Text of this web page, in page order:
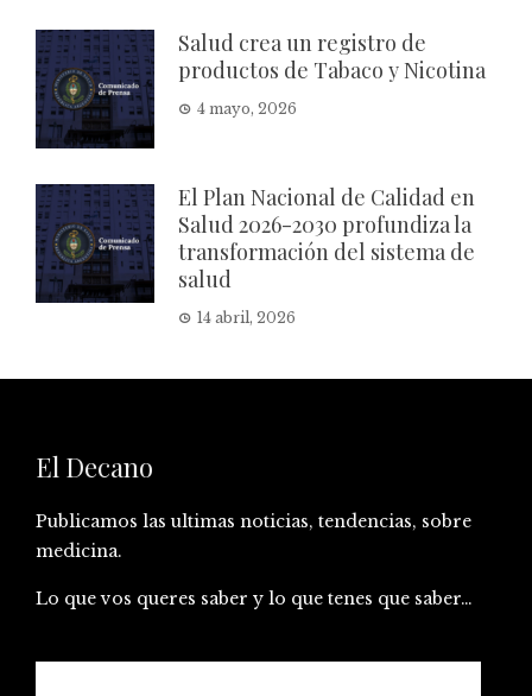
Salud crea un registro de
productos de Tabaco y Nicotina
4 mayo, 2026
El Plan Nacional de Calidad en
Salud 2026-2030 profundiza la
transformación del sistema de
salud
14 abril, 2026
El Decano
Publicamos las ultimas noticias, tendencias, sobre
medicina.
Lo que vos queres saber y lo que tenes que saber…